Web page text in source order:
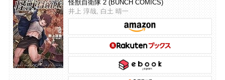
怪獣自衛隊 2 (BUNCH COMICS)
井上 淳哉, 白土 晴一